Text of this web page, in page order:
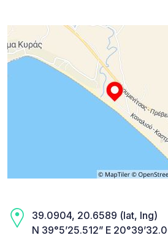
39.0904, 20.6589 (lat, lng)
N 39°5’25.512” E